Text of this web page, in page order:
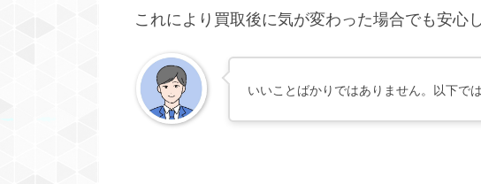
これにより買取後に気が変わった場合でも安心
いいことばかりではありません。以下で